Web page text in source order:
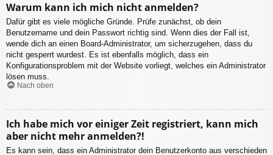
Warum kann ich mich nicht anmelden?
Dafür gibt es viele mögliche Gründe. Prüfe zunächst, ob dein
Benutzername und dein Passwort richtig sind. Wenn dies der Fall ist,
wende dich an einen Board-Administrator, um sicherzugehen, dass du
nicht gesperrt wurdest. Es ist ebenfalls möglich, dass ein
Konfigurationsproblem mit der Website vorliegt, welches ein Administrator
lösen muss.
Nach oben
Ich habe mich vor einiger Zeit registriert, kann mich
aber nicht mehr anmelden?!
Es kann sein, dass ein Administrator dein Benutzerkonto aus verschieden